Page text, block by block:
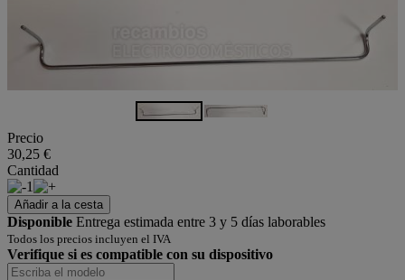
Precio
30,25 €
Cantidad
1
Añadir a la cesta
Disponible Entrega estimada entre 3 y 5 días laborables
Todos los precios incluyen el IVA
Verifique si es compatible con su dispositivo